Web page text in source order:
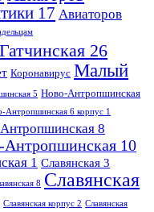
17 Авиаторов
Гатчинская 26
Коронавирус Малый
5 Ново-Антропшинская
Антропшинская 6 корпус 1
8
Антропшинская 10
1 Славянская 3
8 Славянская
Славянская корпус 2 Славянская